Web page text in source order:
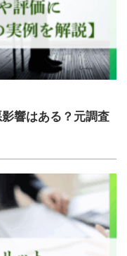
響はある？元調査